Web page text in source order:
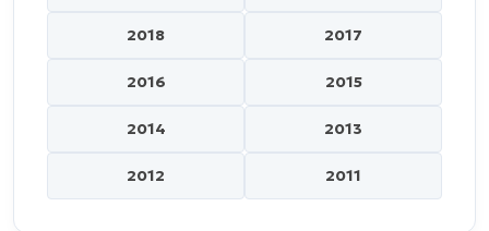
2018 2017
2016 2015
2014 2013
2012 2011